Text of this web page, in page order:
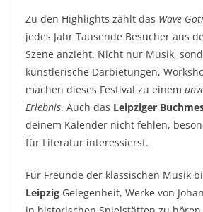
Zu den Highlights zählt das Wave-
jedes Jahr Tausende Besucher aus
Szene anzieht. Nicht nur Musik,
künstlerische Darbietungen,
machen dieses Festival zu einem
Erlebnis. Auch das Leipziger
deinem Kalender nicht fehlen,
für Literatur interessierst.
Für Freunde der klassischen Musik
Leipzig Gelegenheit, Werke von